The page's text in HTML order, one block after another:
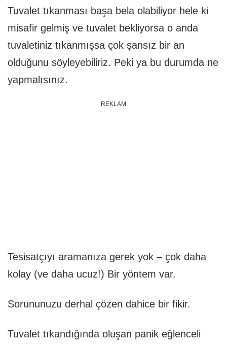
Tuvalet tıkanması başa bela olabiliyor hele ki
misafir gelmiş ve tuvalet bekliyorsa o anda
tuvaletiniz tıkanmışsa çok şansız bir an
olduğunu söyleyebiliriz. Peki ya bu durumda ne
yapmalısınız.
REKLAM
Tesisatçıyı aramanıza gerek yok – çok daha
kolay (ve daha ucuz!) Bir yöntem var.
Sorununuzu derhal çözen dahice bir fikir.
Tuvalet tıkandığında oluşan panik eğlenceli